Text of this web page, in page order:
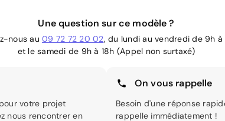
Une question sur ce modèle ?
nous au 09 72 72 20 02, du lundi au vendredi de 9h
et le samedi de 9h à 18h (Appel non surtaxé)
votre projet
nous rencontrer en
On vous rappelle
Besoin d'une réponse
rappelle immédiatement !